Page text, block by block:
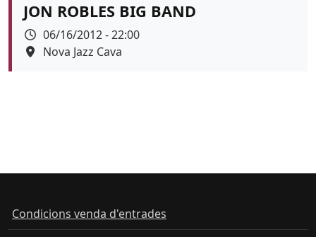
JON ROBLES BIG BAND
Data
06/16/2012 - 22:00
Espai
Nova Jazz Cava
Condicions venda d'entrades